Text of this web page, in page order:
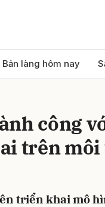
Bản làng hôm nay
công
trên
triển khai mô
luận